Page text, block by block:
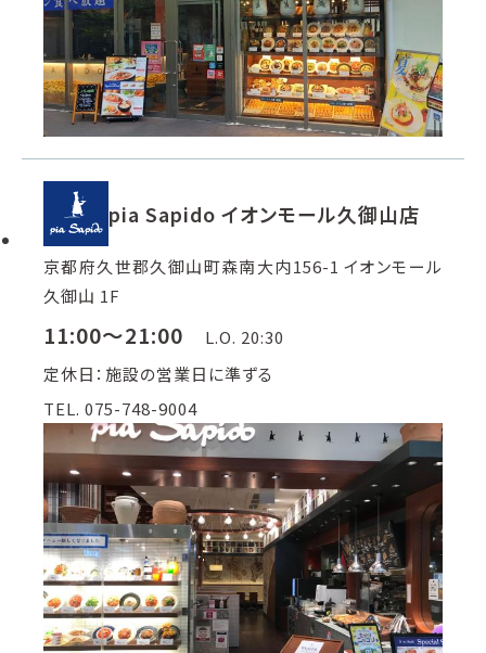
pia Sapido イオンモール久御山店
京都府久世郡久御山町森南大内156-1 イオンモール
久御山 1F
11:00～21:00
L.O. 20:30
定休日：施設の営業日に準ずる
TEL. 075-748-9004